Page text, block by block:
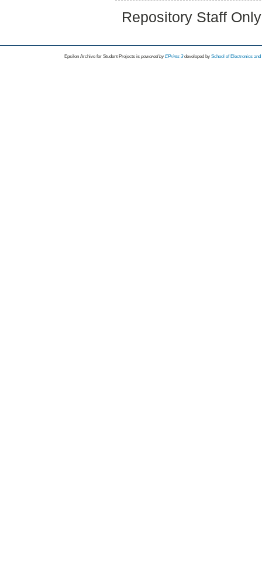
Repository Staff
Epsilon Archive for Student Projects is powored byEPrints 3 developed by School of Electronics